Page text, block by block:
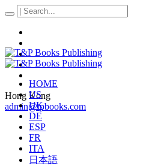
Hong Kong
admin@tpbooks.com
HOME
US
UK
DE
ESP
FR
ITA
日本語